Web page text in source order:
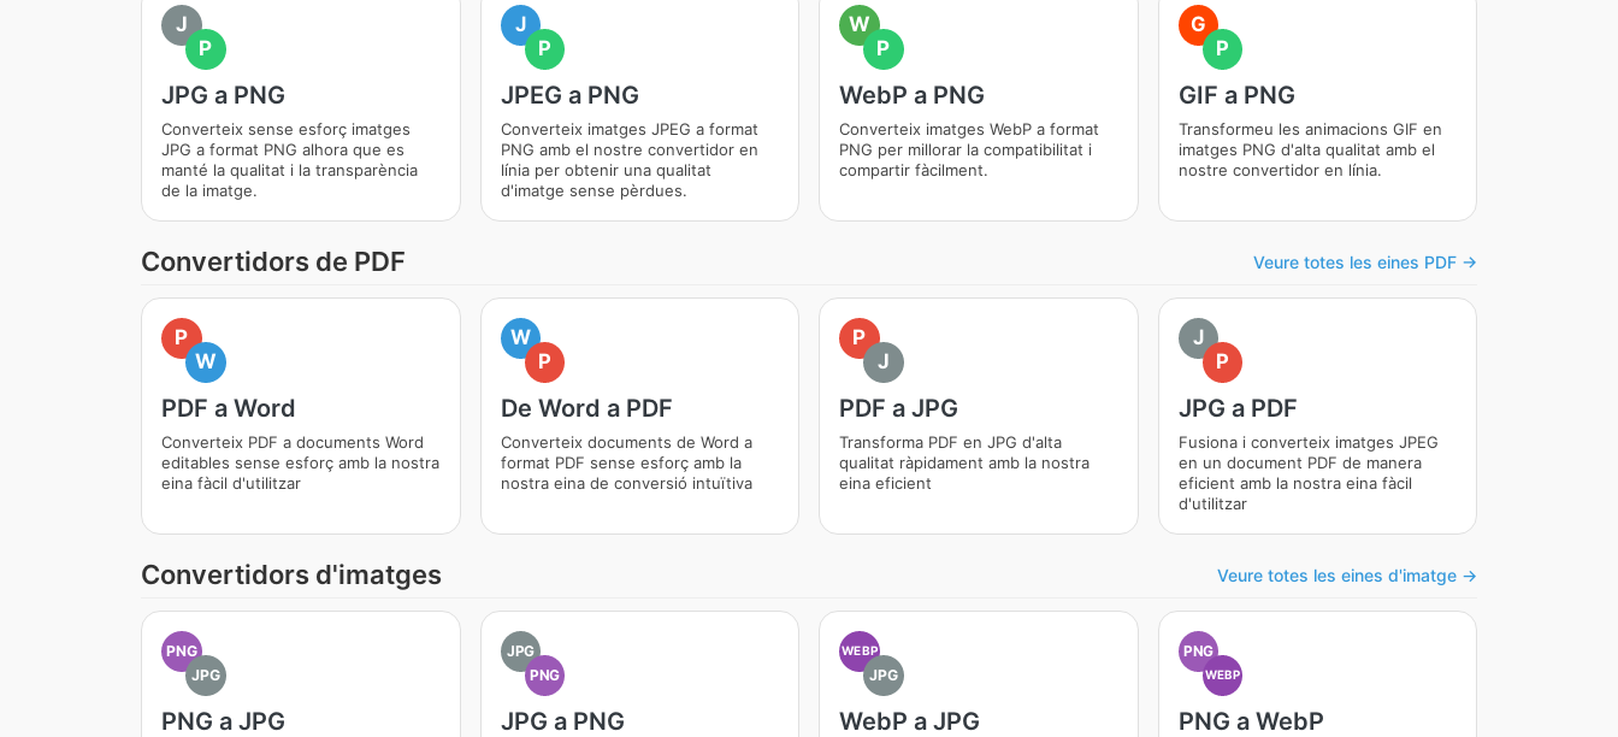
J
P
JPG a PNG
Converteix sense esforç imatges
JPG a format PNG alhora que es
manté la qualitat i la transparència
de la imatge.
J
P
JPEG a PNG
Converteix imatges JPEG a format
PNG amb el nostre convertidor en
línia per obtenir una qualitat
d'imatge sense pèrdues.
W
P
WebP a PNG
Converteix imatges WebP a format
PNG per millorar la compatibilitat i
compartir fàcilment.
G
P
GIF a PNG
Transformeu les animacions GIF en
imatges PNG d'alta qualitat amb el
nostre convertidor en línia.
Convertidors de PDF Veure totes les eines PDF →
P
W
PDF a Word
Converteix PDF a documents Word
editables sense esforç amb la nostra
eina fàcil d'utilitzar
W
P
De Word a PDF
Converteix documents de Word a
format PDF sense esforç amb la
nostra eina de conversió intuïtiva
P
J
PDF a JPG
Transforma PDF en JPG d'alta
qualitat ràpidament amb la nostra
eina eficient
J
P
JPG a PDF
Fusiona i converteix imatges JPEG
en un document PDF de manera
eficient amb la nostra eina fàcil
d'utilitzar
Convertidors d'imatges Veure totes les eines d'imatge →
PNG
JPG
PNG a JPG
JPG
PNG
JPG a PNG
WEBP
JPG
WebP a JPG
PNG
WEBP
PNG a WebP